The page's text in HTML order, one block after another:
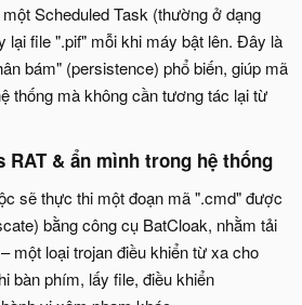
Scheduled Task (thường ở dạng
lại file ".pif" mỗi khi máy bật lên. Đây là
bám" (persistence) phổ biến, giúp mã
thống mà không cần tương tác lại từ
RAT & ẩn mình trong hệ thống
sẽ thực thi một đoạn mã ".cmd" được
bằng công cụ BatCloak, nhằm tải
một loại trojan điều khiển từ xa cho
bàn phím, lấy file, điều khiển